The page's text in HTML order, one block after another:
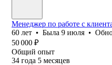
Менеджер по работе с
60 лет • Была 9 июля •
50 000 ₽
Общий опыт
34 года 5 месяцев